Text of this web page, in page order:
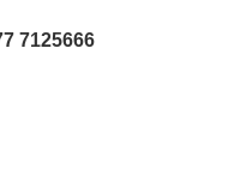
7125666